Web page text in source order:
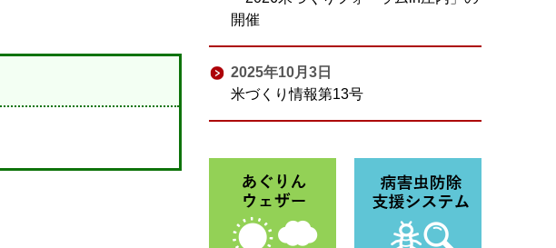
開催
2025年10月3日
米づくり情報第13号